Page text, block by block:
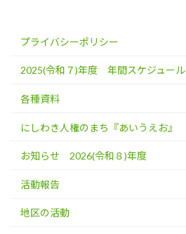
プライバシーポリシー
2025(令和７)年度 年間スケジュール
各種資料
にしわき人権のまち『あいうえお』
お知らせ 2026(令和８)年度
活動報告
地区の活動